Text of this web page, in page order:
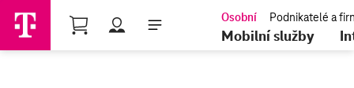
Nákupní košík
Mobilní služby